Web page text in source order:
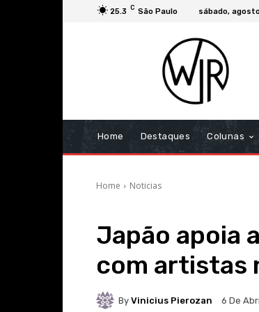
25.3 C São Paulo sábado,
Home Destaques Colunas
Home Noticias
Japão apoia
com artistas
By Vinicius Pierozan 6 De